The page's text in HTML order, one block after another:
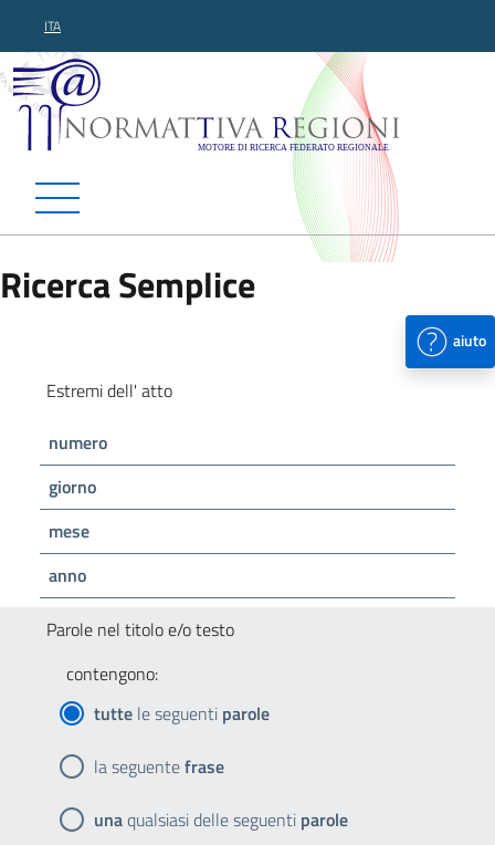
ITA
Normattiva Regioni -
Ricerca Semplice
aiuto
Estremi dell' atto
numero
giorno
mese
anno
Parole nel titolo e/o testo
contengono:
tutte le seguenti parole
la seguentefrase
unaqualsiasi delle seguenti parole